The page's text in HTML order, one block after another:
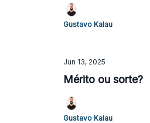
Gustavo Kalau
Jun 13, 2025
Mérito ou sorte?
Gustavo Kalau